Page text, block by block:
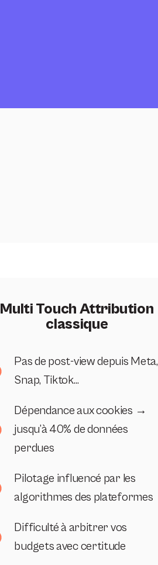
Multi Touch Attribution
classique
Pas de post-view depuis Meta,
Snap, Tiktok…
Dépendance aux cookies →
jusqu’à 40% de données
perdues
Pilotage influencé par les
algorithmes des plateformes
Difficulté à arbitrer vos
budgets avec certitude